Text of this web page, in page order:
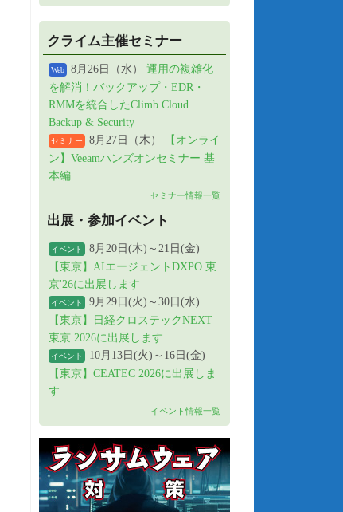
クライム主催セミナー
Web 8月26日（水） 運用の複雑化
を解消！バックアップ・EDR・
RMMを統合したClimb Cloud
Backup & Security
セミナー 8月27日（木）
【オンライ
ン】Veeamハンズオンセミナー 基
本編
セミナー情報一覧
出展・参加イベント
イベント
8月20日(木)～21日(金)
【東京】AIエージェントDXPO 東
京'26に出展します
イベント
9月29日(火)～30日(水)
【東京】日経クロステックNEXT
東京 2026に出展します
イベント
10月13日(火)～16日(金)
【東京】CEATEC 2026に出展しま
す
イベント情報一覧